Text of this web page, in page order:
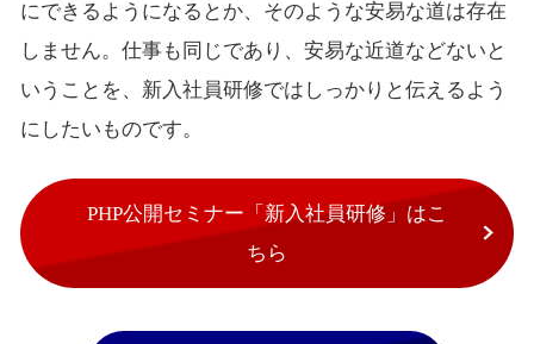
にできるようになるとか、そのような安易な道は存在
しません。仕事も同じであり、安易な近道などないと
いうことを、新入社員研修ではしっかりと伝えるよう
にしたいものです。
PHP公開セミナー「新入社員研修」はこ
ちら